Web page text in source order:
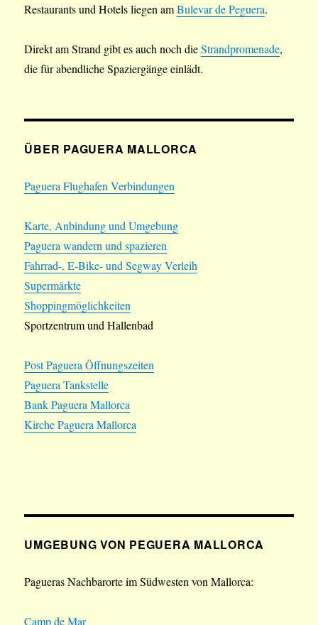
Restaurants und Hotels liegen amBulevar de Peguera.
Direkt am Strand gibt es auch noch dieStrandpromenade,
die für abendliche Spaziergänge einlädt.
ÜBER PAGUERA MALLORCA
Paguera Flughafen Verbindungen
Karte, Anbindung und Umgebung
Paguera wandern und spazieren
Fahrrad-, E-Bike- und Segway Verleih
Supermärkte
Shoppingmöglichkeiten
Sportzentrum und Hallenbad
Post Paguera Öffnungszeiten
Paguera Tankstelle
Bank Paguera Mallorca
Kirche Paguera Mallorca
UMGEBUNG VON PEGUERA MALLORCA
Pagueras Nachbarorte im Südwesten von Mallorca:
Camp de Mar